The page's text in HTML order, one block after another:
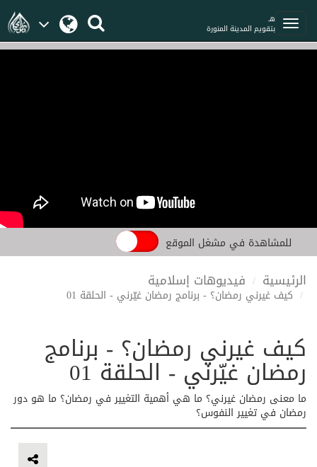
هـ
بتقويم المدينة المنورة
للمشاهدة في مشغل الموقع
الرئيسية فيديوهات إسلامية
كيف غيرني رمضان؟ - برنامج رمضان غيّرني - الحلقة 01
كيف غيرني رمضان؟ - برنامج
رمضان غيّرني - الحلقة 01
ما معنى رمضان غيرني؟ ما هي أهمية التغيير في رمضان؟ ما هو دور
رمضان في تغيير النفوس؟